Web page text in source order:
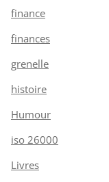
finance
finances
grenelle
histoire
Humour
iso 26000
Livres